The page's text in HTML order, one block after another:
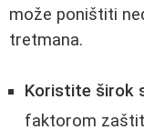
može poništiti
tretmana.
Koristite širok
faktorom